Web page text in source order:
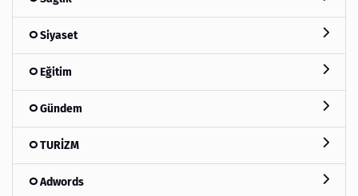
Siyaset
Eğitim
Gündem
TURİZM
Adwords